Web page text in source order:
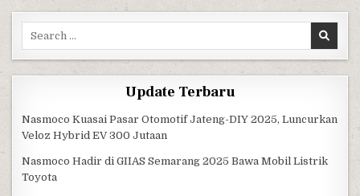
Search for:
Update Terbaru
Nasmoco Kuasai Pasar Otomotif Jateng-DIY 2025, Luncurkan
Veloz Hybrid EV 300 Jutaan
Nasmoco Hadir di GIIAS Semarang 2025 Bawa Mobil Listrik
Toyota